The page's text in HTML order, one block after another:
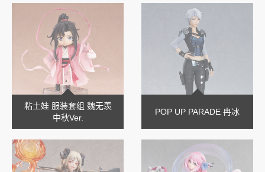
粘土娃 服装套组 魏无羡
中秋Ver.
POP UP PARADE 冉冰